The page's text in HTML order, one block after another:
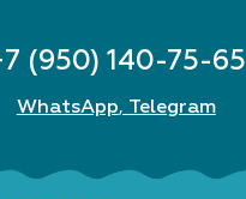
(950) 140-75-65
WhatsApp, Telegram